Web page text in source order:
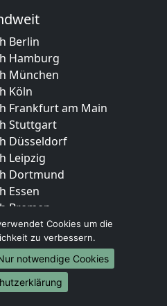
Berlin
Hamburg
München
Köln
Frankfurt am Main
Stuttgart
Düsseldorf
Leipzig
Dortmund
Essen
Bremen
Dresden
Hannover
Nürnberg
Duisburg
Bochum
Cookies um die
zu verbessern.
notwendige Cookies